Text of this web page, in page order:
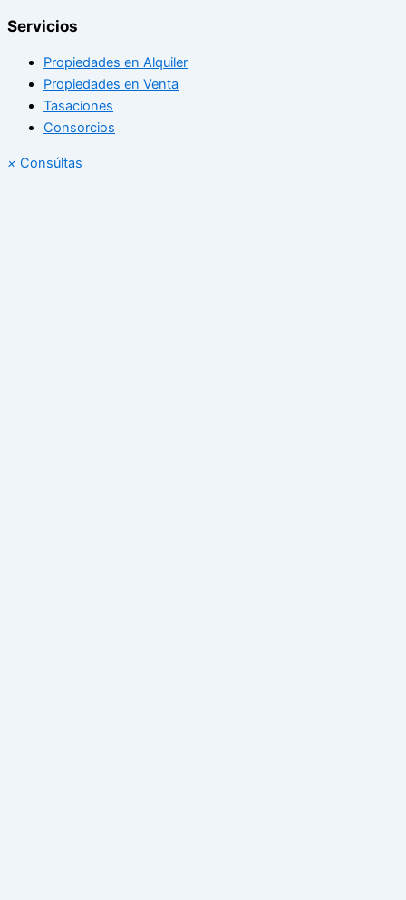
Servicios
Propiedades en Alquiler
Propiedades en Venta
Tasaciones
Consorcios
× Consúltas